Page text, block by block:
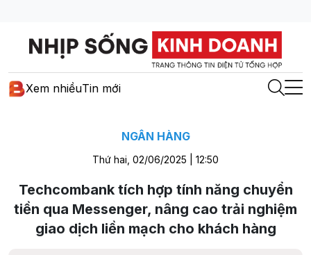
Xem nhiềuTin mới
NGÂN HÀNG
Thứ hai, 02/06/2025 | 12:50
Techcombank tích hợp tính năng chuyển
tiền qua Messenger, nâng cao trải nghiệm
giao dịch liền mạch cho khách hàng